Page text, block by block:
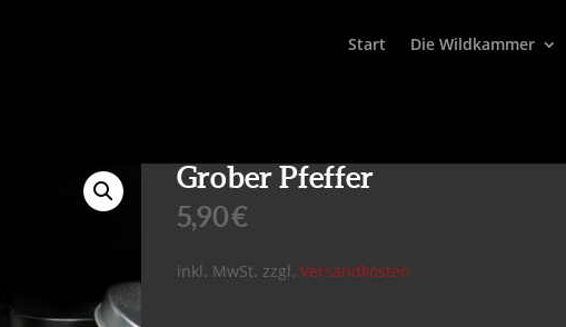
Start Die Wildkammer
Grober Pfeffer
5,90€
inkl. MwSt. zzgl.Versandkosten